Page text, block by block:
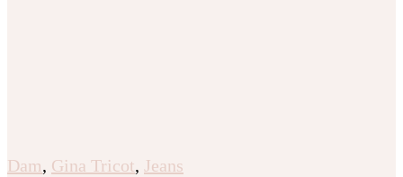
Dam, Gina Tricot, Jeans